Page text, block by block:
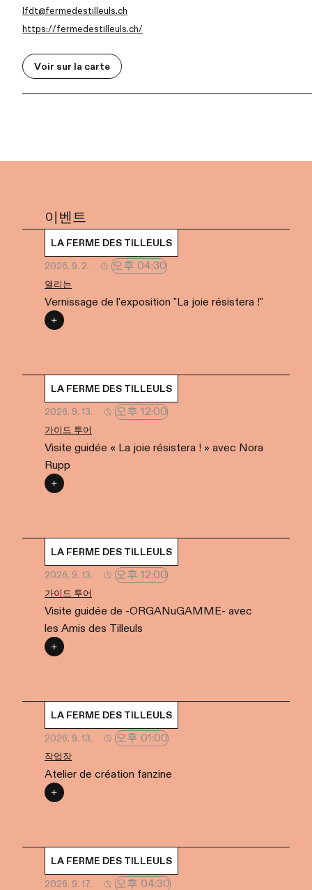
lfdt@fermedestilleuls.ch
https://fermedestilleuls.ch/
Voir sur la carte
이벤트
LA FERME DES TILLEULS
2026. 9. 2. 오후 04:30
열리는
Vernissage de l'exposition "La joie résistera !"
LA FERME DES TILLEULS
2026. 9. 13. 오후 12:00
가이드 투어
Visite guidée « La joie résistera ! » avec Nora
Rupp
LA FERME DES TILLEULS
2026. 9. 13. 오후 12:00
가이드 투어
Visite guidée de -ORGANuGAMME- avec
les Amis des Tilleuls
LA FERME DES TILLEULS
2026. 9. 13. 오후 01:00
작업장
Atelier de création fanzine
LA FERME DES TILLEULS
2026. 9. 17. 오후 04:30